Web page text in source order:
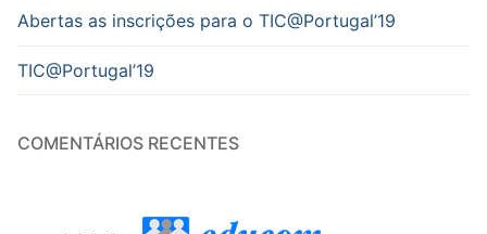
Abertas as inscrições para o TIC@Portugal’19
TIC@Portugal’19
COMENTÁRIOS RECENTES